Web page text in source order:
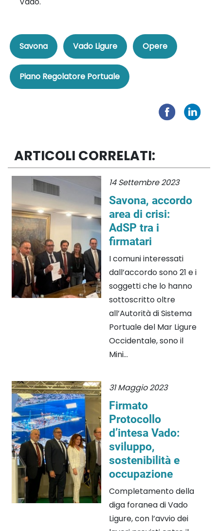
Savona Vado Ligure Opere
Piano Regolatore Portuale
ARTICOLI CORRELATI:
14 Settembre 2023
Savona, accordo
area di crisi:
AdSP tra i
firmatari
I comuni interessati
dall’accordo sono 21 e i
soggetti che lo hanno
sottoscritto oltre
all’Autorità di Sistema
Portuale del Mar Ligure
Occidentale, sono il
Mini...
31 Maggio 2023
Firmato
Protocollo
d’intesa Vado:
sviluppo,
sostenibilità e
occupazione
Completamento della
diga foranea di Vado
Ligure, con l’avvio dei